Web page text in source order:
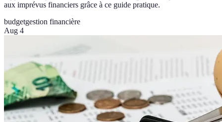
aux imprévus financiers grâce à ce guide pratique.
budgetgestion financière
Aug 4